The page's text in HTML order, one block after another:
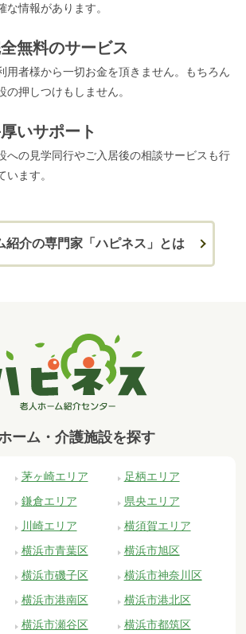
な情報があります。
無料のサービス
用者様から一切お金を頂きません。もちろん
の押しつけもしません。
いサポート
への見学同行やご入居後の相談サービスも行
います。
紹介の専門家「ハピネス」とは
ーム・介護施設を探す
茅ヶ崎エリア
足柄エリア
鎌倉エリア
県央エリア
川崎エリア
横須賀エリア
横浜市青葉区
横浜市旭区
横浜市磯子区
横浜市神奈川区
横浜市港南区
横浜市港北区
横浜市瀬谷区
横浜市都筑区